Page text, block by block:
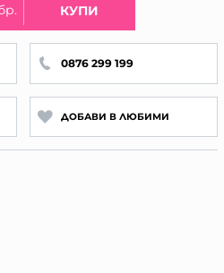
КУПИ
0876 299 199
ДОБАВИ В ЛЮБИМИ